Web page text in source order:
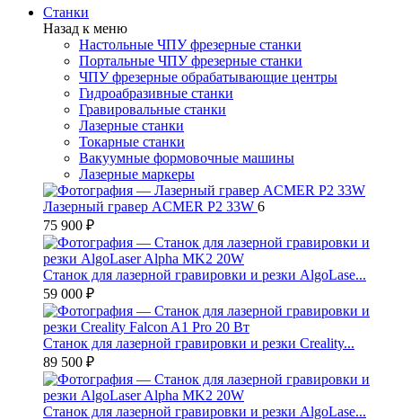
Станки
Назад к меню
Настольные ЧПУ фрезерные станки
Портальные ЧПУ фрезерные станки
ЧПУ фрезерные обрабатывающие центры
Гидроабразивные станки
Гравировальные станки
Лазерные станки
Токарные станки
Вакуумные формовочные машины
Лазерные маркеры
Лазерный гравер ACMER P2 33W 6
75 900 ₽
Станок для лазерной гравировки и резки AlgoLase...
59 000 ₽
Станок для лазерной гравировки и резки Creality...
89 500 ₽
Станок для лазерной гравировки и резки AlgoLase...